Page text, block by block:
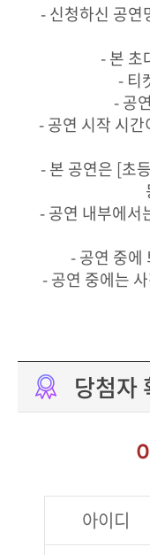
- 신청하신 공연
- 본 초
- 티
- 공
- 공연 시작 시
- 본 공연은 [초
- 공연 내부에서
- 공연 중에
- 공연 중에는
당첨자
아이디